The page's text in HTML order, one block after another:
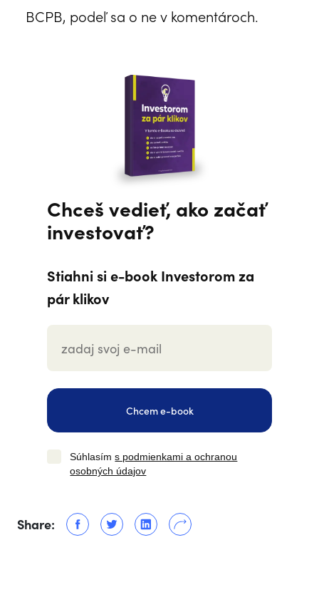
BCPB, podeľ sa o ne v komentároch.
Chceš vedieť, ako začať
investovať?
Stiahni si e-book Investorom za
pár klikov
Chcem e-book
Súhlasíms podmienkami a ochranou
osobných údajov
Share: